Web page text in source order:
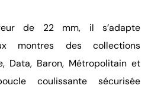
de 22 mm, il s’adapte
montres des collections
Data, Baron, Métropolitain et
coulissante sécurisée